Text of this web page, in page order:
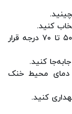
در صورت پشتیبانی مدل، دما را روی ۵۰ تا ۷۰ درجه قرار
محیط خنک
کنید.